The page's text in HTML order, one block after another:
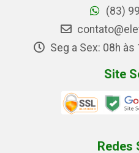
(83)
Seg a Sex: 08h
Site
Redes